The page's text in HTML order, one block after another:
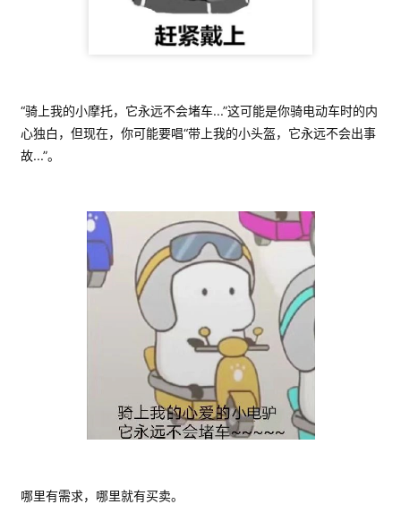
“骑上我的小摩托，它永远不会堵车...”这可能是你骑电动车时的内
心独白，但现在，你可能要唱“带上我的小头盔，它永远不会出事
故...”。
哪里有需求，哪里就有买卖。